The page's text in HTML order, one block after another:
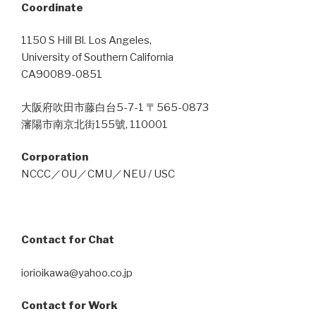
Coordinate
1150 S Hill Bl. Los Angeles,
University of Southern California
CA90089-0851
大阪府吹田市藤白台5-7-1 〒565-0873
瀋陽市南京北街155號, 110001
Corporation
NCCC／OU／CMU／NEU / USC
Contact for Chat
iorioikawa@yahoo.co.jp
Contact for Work